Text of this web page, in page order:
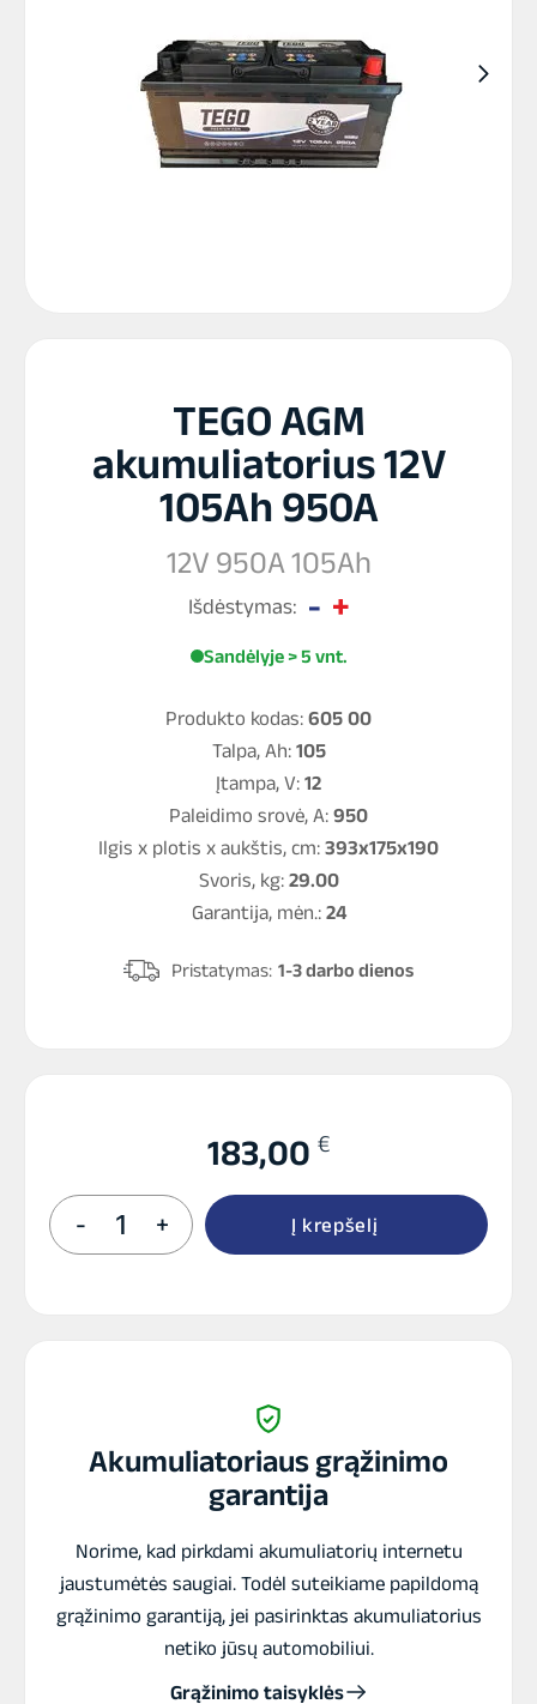
TEGO AGM
akumuliatorius 12V
105Ah 950A
12V 950A 105Ah
Išdėstymas:
Sandėlyje > 5 vnt.
Produkto kodas: 605 00
Talpa, Ah: 105
Įtampa, V: 12
Paleidimo srovė, A: 950
Ilgis x plotis x aukštis, cm: 393x175x190
Svoris, kg: 29.00
Garantija, mėn.: 24
Pristatymas: 1-3 darbo dienos
183,00 €
-
produkto
kiekis:
TEGO
+ Į krepšelį
Akumuliatoriaus grąžinimo
garantija
Norime, kad pirkdami akumuliatorių internetu
jaustumėtės saugiai. Todėl suteikiame papildomą
grąžinimo garantiją, jei pasirinktas akumuliatorius
netiko jūsų automobiliui.
Grąžinimo taisyklės